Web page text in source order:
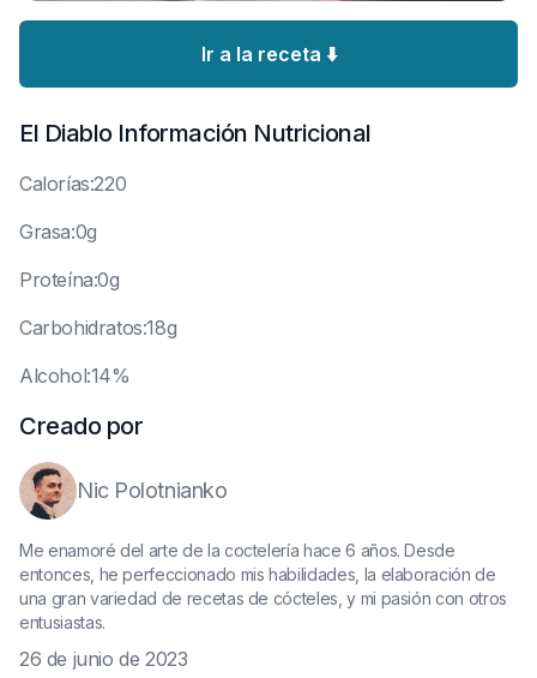
Ir a la receta ⬇️
El DiabloInformación Nutricional
Calorías:220
Grasa:0g
Proteína:0g
Carbohidratos:18g
Alcohol:14%
Creado por
Nic Polotnianko
Me enamoré del arte de la coctelería hace 6 años. Desde
entonces, he perfeccionado mis habilidades, la elaboración de
una gran variedad de recetas de cócteles, y mi pasión con otros
entusiastas.
26 de junio de 2023